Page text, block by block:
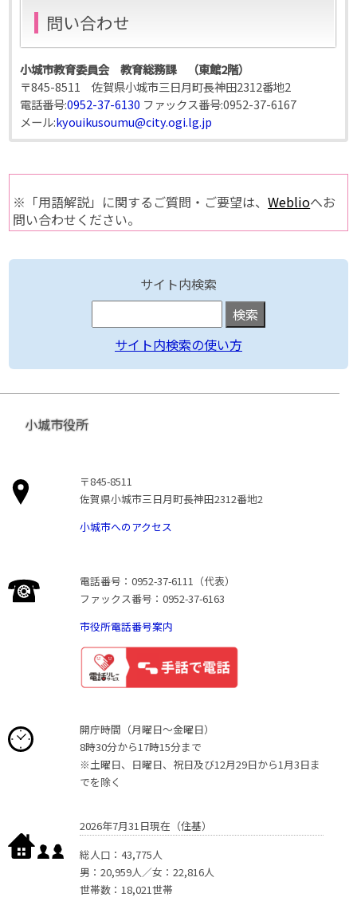
問い合わせ
小城市教育委員会 教育総務課 （東館2階）
〒845-8511 佐賀県小城市三日月町長神田2312番地2
電話番号:0952-37-6130 ファックス番号:0952-37-6167
メール:kyouikusoumu@city.ogi.lg.jp
※「用語解説」に関するご質問・ご要望は、Weblioへお
問い合わせください。
サイト内検索
サイト内検索の使い方
小城市役所
〒845-8511
佐賀県小城市三日月町長神田2312番地2
小城市へのアクセス
電話番号：0952-37-6111（代表）
ファックス番号：0952-37-6163
市役所電話番号案内
開庁時間（月曜日〜金曜日）
8時30分から17時15分まで
※土曜日、日曜日、祝日及び12月29日から1月3日ま
でを除く
2026年7月31日現在（住基）
総人口：43,775人
男：20,959人／女：22,816人
世帯数：18,021世帯